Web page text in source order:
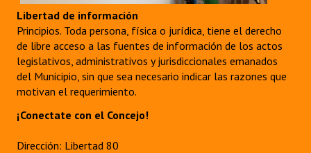
Libertad de información
Principios. Toda persona, física o jurídica, tiene el derecho
de libre acceso a las fuentes de información de los actos
legislativos, administrativos y jurisdiccionales emanados
del Municipio, sin que sea necesario indicar las razones que
motivan el requerimiento.
¡Conectate con el Concejo!
Dirección: Libertad 80